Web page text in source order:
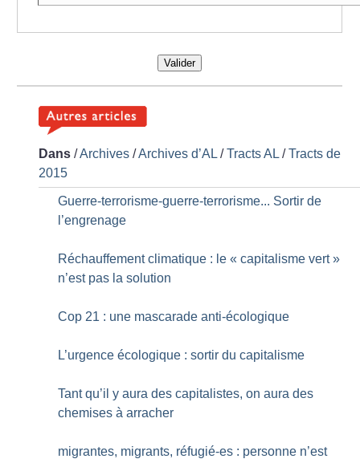
Valider
Dans /Archives /Archives d’AL /Tracts AL /Tracts de
2015
Guerre-terrorisme-guerre-terrorisme... Sortir de
l’engrenage
Réchauffement climatique : le « capitalisme vert »
n’est pas la solution
Cop 21 : une mascarade anti-écologique
L’urgence écologique : sortir du capitalisme
Tant qu’il y aura des capitalistes, on aura des
chemises à arracher
migrantes, migrants, réfugié-es : personne n’est